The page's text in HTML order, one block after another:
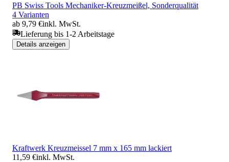
PB Swiss Tools Mechaniker-Kreuzmeißel, Sonderqualität
4 Varianten
ab 9,79 €inkl. MwSt.
Lieferung bis 1-2 Arbeitstage
Details anzeigen
Kraftwerk Kreuzmeissel 7 mm x 165 mm lackiert
11,59 €inkl. MwSt.